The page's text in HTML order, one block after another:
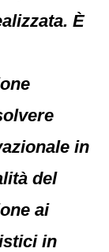
È
in
del
ai
in